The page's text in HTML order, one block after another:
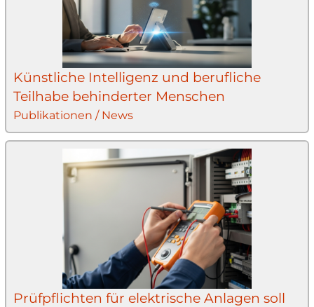
Künstliche Intelligenz und berufliche
Teilhabe behinderter Menschen
Publikationen / News
Prüfpflichten für elektrische Anlagen soll